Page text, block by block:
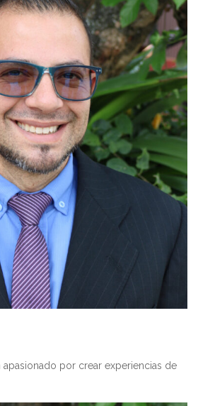
apasionado por crear experiencias de